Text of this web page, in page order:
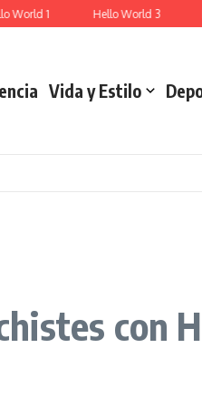
World 1 Hello World 3
Vida y Estilo
con